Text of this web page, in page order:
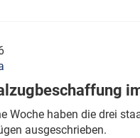
spricht für
ÖPNV
Woche haben die drei
ausgeschrieben.